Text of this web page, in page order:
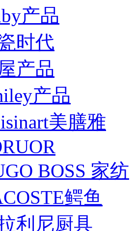
产品
时代
产品
产品
美膳雅
BOSS 家纺
鳄鱼
利尼厨具